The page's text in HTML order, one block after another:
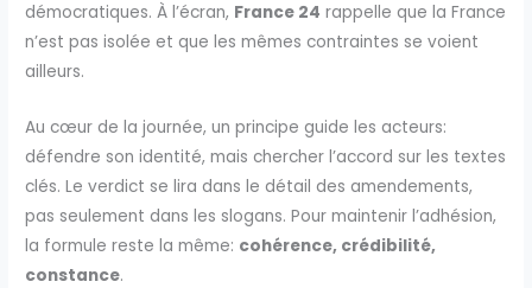
démocratiques. À l’écran, France 24 rappelle que la France
n’est pas isolée et que les mêmes contraintes se voient
ailleurs.
Au cœur de la journée, un principe guide les acteurs:
défendre son identité, mais chercher l’accord sur les textes
clés. Le verdict se lira dans le détail des amendements,
pas seulement dans les slogans. Pour maintenir l’adhésion,
la formule reste la même: cohérence, crédibilité,
constance.